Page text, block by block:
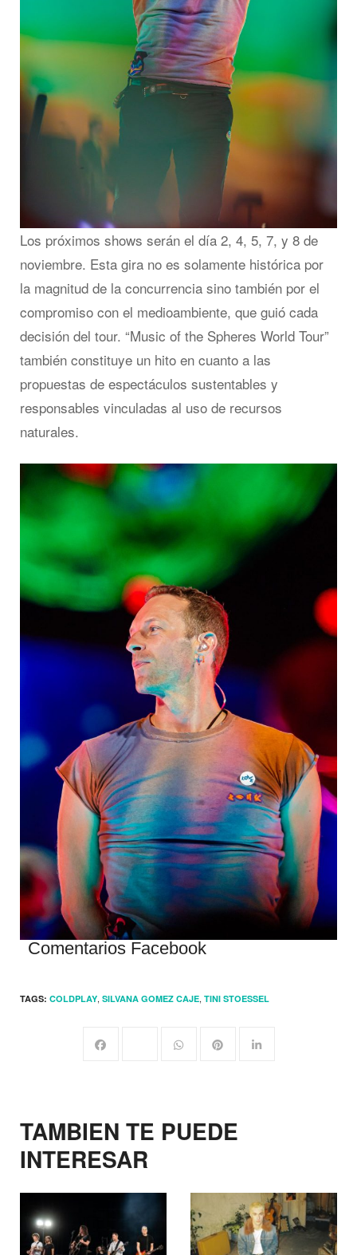
Los próximos shows serán el día 2, 4, 5, 7, y 8 de
noviembre. Esta gira no es solamente histórica por
la magnitud de la concurrencia sino también por el
compromiso con el medioambiente, que guió cada
decisión del tour. “Music of the Spheres World Tour”
también constituye un hito en cuanto a las
propuestas de espectáculos sustentables y
responsables vinculadas al uso de recursos
naturales.
Comentarios Facebook
TAGS: COLDPLAY, SILVANA GOMEZ CAJE, TINI STOESSEL
TAMBIEN TE PUEDE
INTERESAR